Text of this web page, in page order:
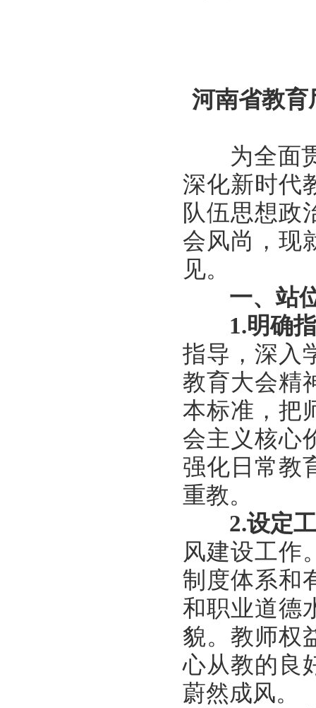
河南省教育
为全面贯
深化新时代
队伍思想政
会风尚，现
见。
一、站
1.明确
指导，深入
教育大会精
本标准，把
会主义核心
强化日常教
重教。
2.设定
风建设工作
制度体系和
和职业道德
貌。教师权
心从教的良
蔚然成风。